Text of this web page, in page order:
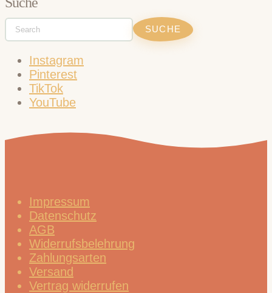
Instagram
Pinterest
TikTok
YouTube
Impressum
Datenschutz
AGB
Widerrufsbelehrung
Zahlungsarten
Versand
Vertrag widerrufen